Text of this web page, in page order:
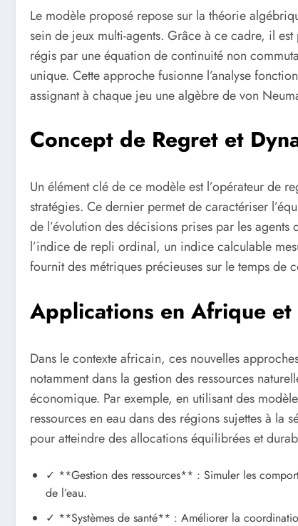
Le modèle proposé repose sur la théorie
sein de jeux multi-agents. Grâce à ce cadre, il
régis par une équation de continuité non
unique. Cette approche fusionne l’analyse
assignant à chaque jeu une algèbre de von
Concept de Regret et
Un élément clé de ce modèle est l’opérateur de
stratégies. Ce dernier permet de caractériser
de l’évolution des décisions prises par les
l’indice de repli ordinal, un indice calculable
fournit des métriques précieuses sur le temps de
Applications en Afrique et
Dans le contexte africain, ces nouvelles
notamment dans la gestion des ressources
économique. Par exemple, en utilisant des
ressources en eau dans des régions sujettes à la
pour atteindre des allocations équilibrées et
✓ **Gestion des ressources** : Simuler les
de l’eau.
✓ **Systèmes de santé** : Améliorer la